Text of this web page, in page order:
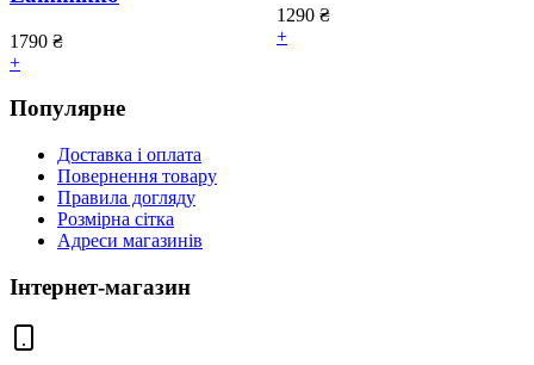
1790 ₴
+
1290 ₴
+
Популярне
Доставка і оплата
Повернення товару
Правила догляду
Розмірна сітка
Адреси магазинів
Інтернет-магазин